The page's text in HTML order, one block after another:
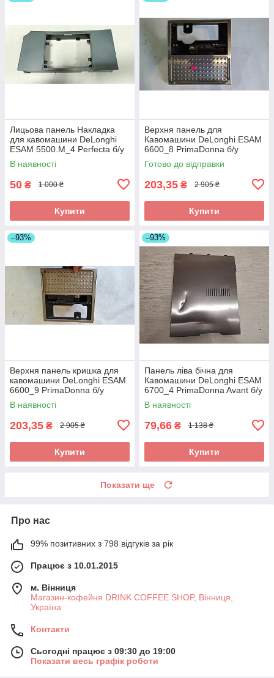
Лицьова панель Накладка
для кавомашини DeLonghi
ESAM 5500.M_4 Perfecta б/у
_дефект
В наявності
50 ₴ 1 000 ₴
Купити
Верхня панель для
Кавомашини DeLonghi ESAM
6600_8 PrimaDonna б/у
Готово до відправки
203,35 ₴ 2 905 ₴
Купити
–93%
Верхня панель кришка для
кавомашини DeLonghi ESAM
6600_9 PrimaDonna б/у
_дефект
В наявності
203,35 ₴ 2 905 ₴
Купити
–93%
Панель ліва бічна для
Кавомашини DeLonghi ESAM
6700_4 PrimaDonna Avant б/у
В наявності
79,66 ₴ 1 138 ₴
Купити
Показати ще
Про нас
99% позитивних з 798 відгуків за рік
Працює з 10.01.2015
м. Вінниця
Магазин-кофейня DRINK COFFEE SHOP, Вінниця,
Україна
Контакти
Сьогодні працює з 09:30 до 19:00
Показати весь графік роботи